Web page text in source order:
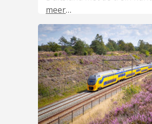
meer…